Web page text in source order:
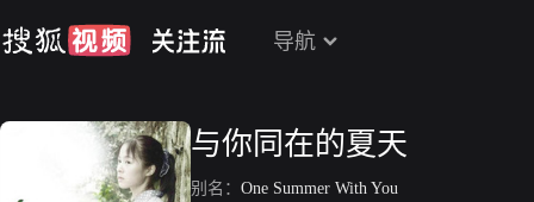
导航
与你同在的夏天
别名： One Summer With You